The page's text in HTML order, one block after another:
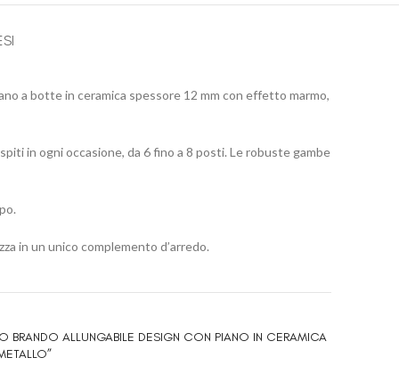
a botte in ceramica spessore 12 mm con effetto marmo,
in ogni occasione, da 6 fino a 8 posti. Le robuste gambe
in un unico complemento d’arredo.
BRANDO ALLUNGABILE DESIGN CON PIANO IN CERAMICA